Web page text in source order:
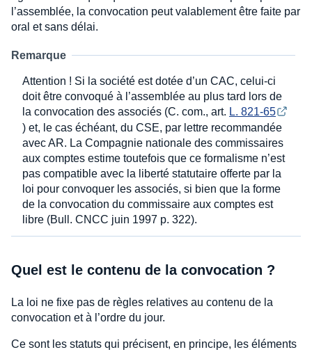
l’assemblée, la convocation peut valablement être faite par
oral et sans délai.
Remarque
Attention ! Si la société est dotée d’un CAC, celui-ci
doit être convoqué à l’assemblée au plus tard lors de
la convocation des associés (C. com., art. L. 821-65
) et, le cas échéant, du CSE, par lettre recommandée
avec AR. La Compagnie nationale des commissaires
aux comptes estime toutefois que ce formalisme n’est
pas compatible avec la liberté statutaire offerte par la
loi pour convoquer les associés, si bien que la forme
de la convocation du commissaire aux comptes est
libre (Bull. CNCC juin 1997 p. 322).
Quel est le contenu de la convocation ?
La loi ne fixe pas de règles relatives au contenu de la
convocation et à l’ordre du jour.
Ce sont les statuts qui précisent, en principe, les éléments